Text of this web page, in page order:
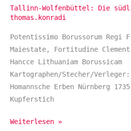
Tallinn-Wolfenbüttel: Die
thomas.konradi
Potentissimo Borussorum Regi
Maiestate, Fortitudine
Hancce Lithuaniam Borussicam
Kartographen/Stecher/
Homannsche Erben Nürnberg
Kupferstich
Titel
Weiterlesen »